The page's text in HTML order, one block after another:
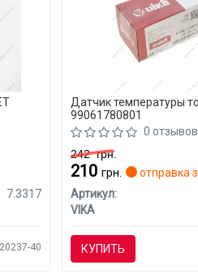
7.3317
40
Датчик температуры
99061780801
0 отзывов
242грн.
210грн.
отправка
Артикул:
VIKA
КУПИТЬ